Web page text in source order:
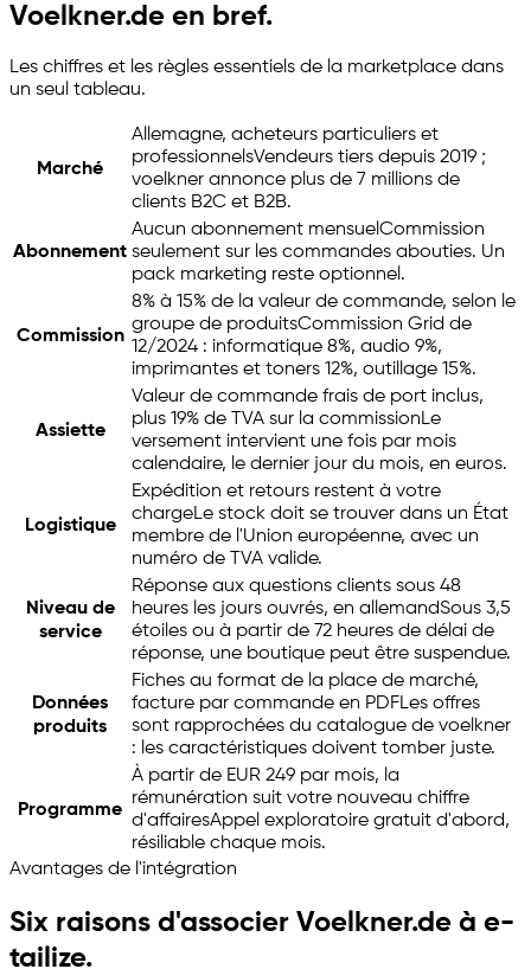
Voelkner.de en bref.
Les chiffres et les règles essentiels de la marketplace dans
un seul tableau.
Marché
Allemagne, acheteurs particuliers et
professionnelsVendeurs tiers depuis 2019 ;
voelkner annonce plus de 7 millions de
clients B2C et B2B.
Abonnement
Aucun abonnement mensuelCommission
seulement sur les commandes abouties. Un
pack marketing reste optionnel.
Commission
8% à 15% de la valeur de commande, selon le
groupe de produitsCommission Grid de
12/2024 : informatique 8%, audio 9%,
imprimantes et toners 12%, outillage 15%.
Assiette
Valeur de commande frais de port inclus,
plus 19% de TVA sur la commissionLe
versement intervient une fois par mois
calendaire, le dernier jour du mois, en euros.
Logistique
Expédition et retours restent à votre
chargeLe stock doit se trouver dans un État
membre de l'Union européenne, avec un
numéro de TVA valide.
Niveau de
service
Réponse aux questions clients sous 48
heures les jours ouvrés, en allemandSous 3,5
étoiles ou à partir de 72 heures de délai de
réponse, une boutique peut être suspendue.
Données
produits
Fiches au format de la place de marché,
facture par commande en PDFLes offres
sont rapprochées du catalogue de voelkner
: les caractéristiques doivent tomber juste.
Programme
À partir de EUR 249 par mois, la
rémunération suit votre nouveau chiffre
d'affairesAppel exploratoire gratuit d'abord,
résiliable chaque mois.
Avantages de l'intégration
Six raisons d'associer Voelkner.de à e-
tailize.